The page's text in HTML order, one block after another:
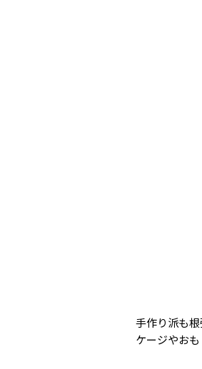
手作り派も
ケージやお